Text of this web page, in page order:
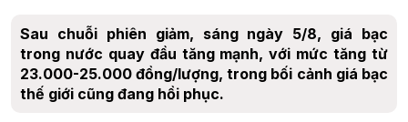
Sau chuỗi phiên giảm, sáng ngày 5/8, giá bạc
trong nước quay đầu tăng mạnh, với mức tăng từ
23.000-25.000 đồng/lượng, trong bối cảnh giá bạc
thế giới cũng đang hồi phục.